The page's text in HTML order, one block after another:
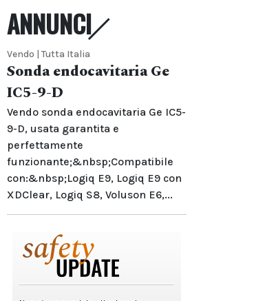
ANNUNCI
Vendo | Tutta Italia
Sonda endocavitaria Ge
IC5-9-D
Vendo sonda endocavitaria Ge IC5-
9-D, usata garantita e
perfettamente
funzionante;&nbsp;Compatibile
con:&nbsp;Logiq E9, Logiq E9 con
XDClear, Logiq S8, Voluson E6,...